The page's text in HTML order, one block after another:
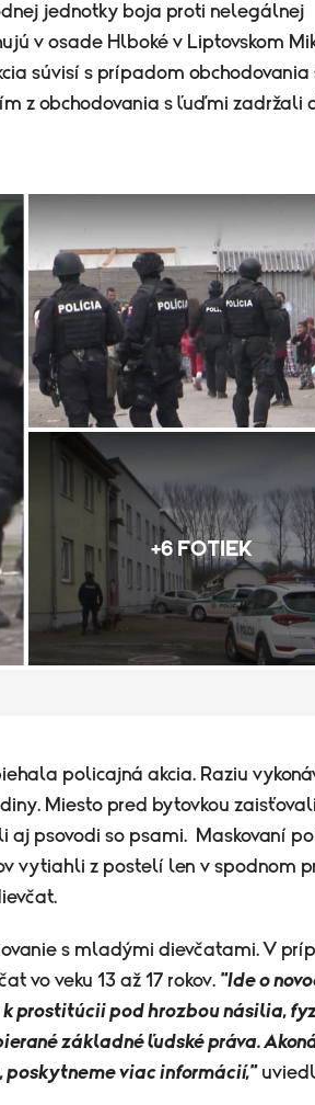
jednotky boja proti nelegálnej
v osade Hlboké v Liptovskom
súvisí s prípadom obchodovania
z obchodovania s ľuďmi zadržali
+6 FOTIEK
policajná akcia. Raziu
Miesto pred bytovkou
aj psovodi so psami.
Maskovaní
vytiahli z postelí len v spodnom
s mladými dievčatami. V
vo veku 13 až 17 rokov. "Ide o
k prostitúcii pod hrozbou násilia,
základné ľudské práva.
poskytneme viac informácií,"